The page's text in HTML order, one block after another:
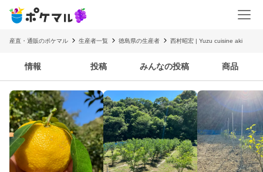
産直・通販のポケマル 生産者一覧 徳島県の生産者 西村昭宏 | Yuzu cuisine aki
情報 投稿 みんなの投稿 商品